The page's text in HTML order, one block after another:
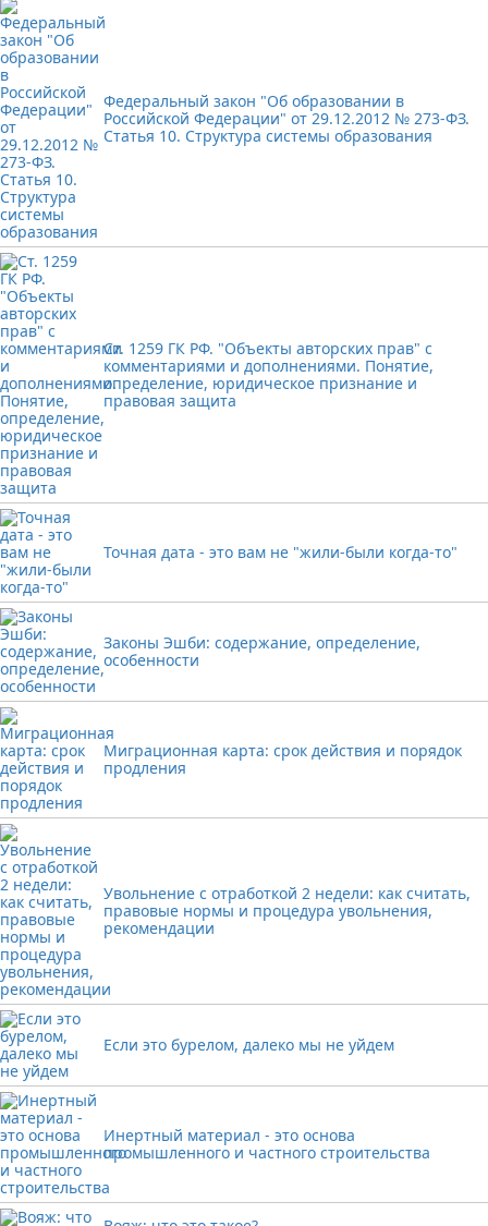
Федеральный закон "Об образовании в
Российской Федерации" от 29.12.2012 № 273-ФЗ.
Статья 10. Структура системы образования
Ст. 1259 ГК РФ. "Объекты авторских прав" с
комментариями и дополнениями. Понятие,
определение, юридическое признание и
правовая защита
Точная дата - это вам не "жили-были когда-то"
Законы Эшби: содержание, определение,
особенности
Миграционная карта: срок действия и порядок
продления
Увольнение с отработкой 2 недели: как считать,
правовые нормы и процедура увольнения,
рекомендации
Если это бурелом, далеко мы не уйдем
Инертный материал - это основа
промышленного и частного строительства